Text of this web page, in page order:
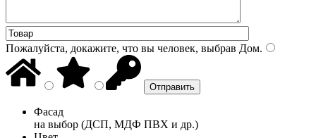
Пожалуйста, докажите, что вы человек, выбрав Дом.
Фасад
на выбор (ДСП, МДФ ПВХ и др.)